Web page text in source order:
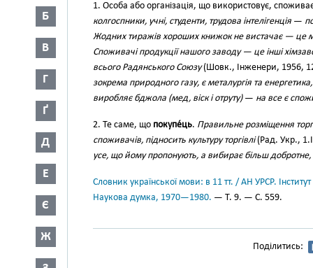
Б
В
Г
Ґ
Д
Е
Є
Ж
1. Особа або організація, що використовує,
колгоспники, учні, студенти, трудова інтелігенція —
Жодних тиражів хороших книжок не вистачає — це
Споживачі продукції нашого заводу — це інші
всього Радянського Союзу(Шовк., Інженери, 1956,
зокрема природного газу, є металургія та енергетика,
виробляє бджола (мед, віск і отруту)— на все є
2. Те саме, що покупе́ць. Правильне розміщення
споживачів, підносить культуру торгівлі(Рад. Укр.,
усе, що йому пропонують, а вибирає більш
Словник української мови: в 11 тт. / АН УРСР.
Наукова думка, 1970—1980. — Т. 9. — С. 559.
Поділитись: